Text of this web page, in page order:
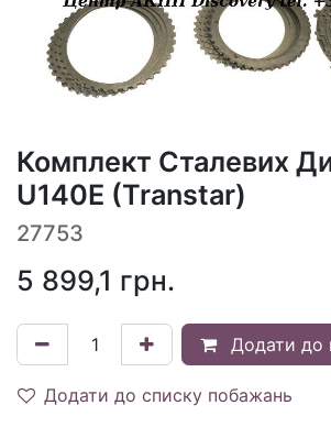
Комплект Сталевих
U140E (Transtar)
27753
5 899,1 грн.
Додати до
Додати до списку побажань